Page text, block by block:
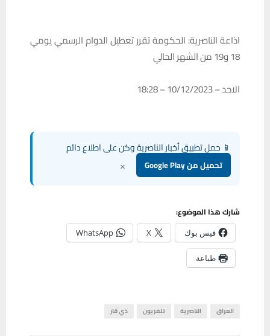
اذاعة الناصرية: الحكومة تقرر تعطيل الدوام الرسمي يومي
18 و19 من الشهر الحالي
الاحد – 10/12/2023 – 18:28
📱 حمل تطبيق أخبار الناصرية وكن على اطلاع دائم
تحميل من Google Play ×
شارك هذا الموضوع:
فيس بوك X
WhatsApp
طباعة
العراق الناصرية تلفزيون ذي قار